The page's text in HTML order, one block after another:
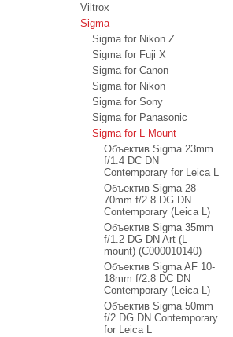
Viltrox
Sigma
Sigma for Nikon Z
Sigma for Fuji X
Sigma for Canon
Sigma for Nikon
Sigma for Sony
Sigma for Panasonic
Sigma for L-Mount
Объектив Sigma 23mm
f/1.4 DC DN
Contemporary for Leica L
Объектив Sigma 28-
70mm f/2.8 DG DN
Contemporary (Leica L)
Объектив Sigma 35mm
f/1.2 DG DN Art (L-
mount) (С000010140)
Объектив Sigma AF 10-
18mm f/2.8 DC DN
Contemporary (Leica L)
Объектив Sigma 50mm
f/2 DG DN Contemporary
for Leica L